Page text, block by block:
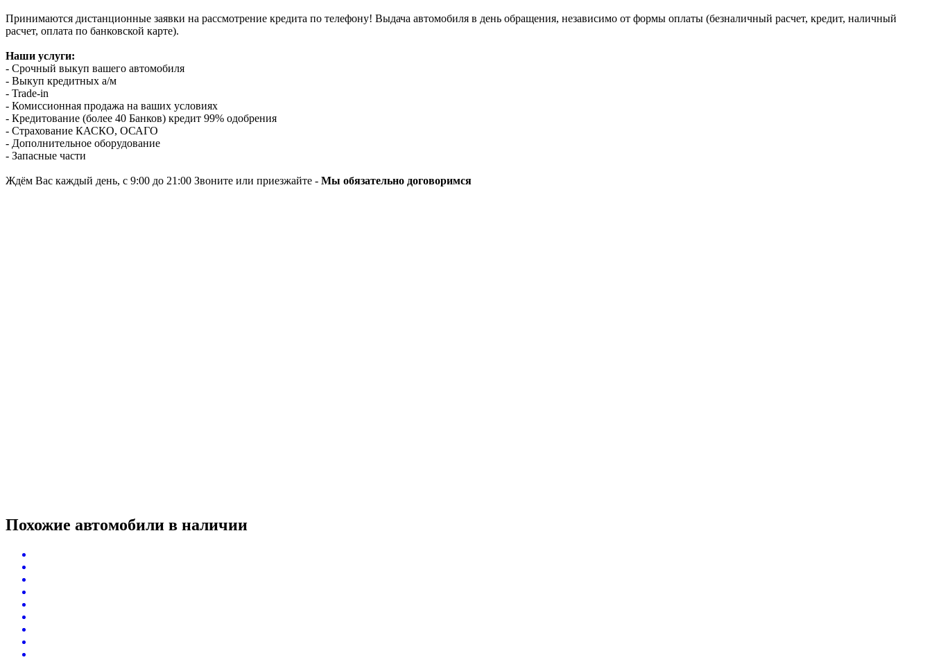
Принимаются дистанционные заявки на рассмотрение кредита по телефону! Выдача автомобиля в день обращения, независимо от формы оплаты (безналичный расчет, кредит, наличный
расчет, оплата по банковской карте).
Наши услуги:
- Срочный выкуп вашего автомобиля
- Выкуп кредитных а/м
- Trade-in
- Комиссионная продажа на ваших условиях
- Кредитование (более 40 Банков) кредит 99% одобрения
- Страхование КАСКО, ОСАГО
- Дополнительное оборудование
- Запасные части
Ждём Вас каждый день, с 9:00 до 21:00 Звоните или приезжайте - Мы обязательно договоримся
Похожие автомобили в наличии